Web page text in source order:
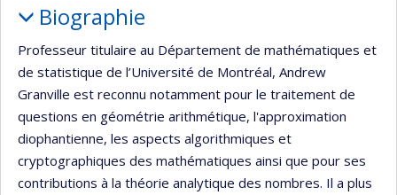
Biographie
Professeur titulaire au Département de mathématiques et
de statistique de l’Université de Montréal, Andrew
Granville est reconnu notamment pour le traitement de
questions en géométrie arithmétique, l'approximation
diophantienne, les aspects algorithmiques et
cryptographiques des mathématiques ainsi que pour ses
contributions à la théorie analytique des nombres. Il a plus